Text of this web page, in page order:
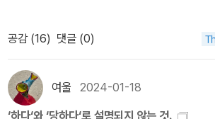
모르고 중동태라는 문법을 처음 배우는 독자 입
함과 복잡함을 뚫고 끝까지 읽을만한 가치가 충
라는 개념을 통해 나의 문제와 남의 문제를 해
있기 때문이다. 나는 이 책의 내용을 적용해 아
나마 풀 수 있었다. 중동태라는 개념에서 나의
원리를 형이상학으로 보느데 형이상학적 진리
이성을 옳게 사용할 필요가 있고, 이성을 옳게
아닌 논리학이다. 데카르트는 기초 학문으로서
필요하다는 주장을 넘어서서 보편 학문의 보편
러한 유년기의 경험의 역사적형태가 꿈의 형
한 꿈을 향한측면, 즉어린아이 같은 측면을 가지
이러한 측면은아케이드에서 아주 분명하게 나
전 세대들의 교육이 전통속에서, 즉종교적인 가
꿈을 해석해준 데 반해오늘날의 교육은 아이들
느 날 책방 매대에 있는 책들을 한 독서가이자
조금 다른 속도로 아직 그 상태로 남아있는 매
까? 지엽적인 안목들만 부유하는 건 아닐까?
이 가늘고 얇은 것은 아닐까? 그렇게 새벽짬들
낸다. 젊은 청춘들은 무엇이 문제인지 알고 있
줄줄 읽힌다. 굵은 줄들이 매끄럽게 연결되어
대기에 머무를 수 없다. 이제 내려와야 한다. 내
와 법, 신화와 사귀어야 한다. 적과의 동침도
다. 그래서 그는 일관되게 외교관의 자세를 말한
에 출간된 <<우리는 결코 근대인이었던 적이
공감 (16) 댓글 (0)
여울 2024-01-18
‘하다‘와 ‘당하다‘로 설명되지 않는 것.